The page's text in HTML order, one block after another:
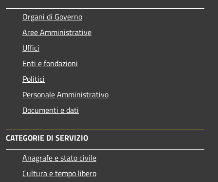
Organi di Governo
Aree Amministrative
Uffici
Enti e fondazioni
Politici
Personale Amministrativo
Documenti e dati
CATEGORIE DI SERVIZIO
Anagrafe e stato civile
Cultura e tempo libero